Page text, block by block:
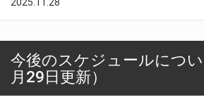
今後のスケジュールにつ
月29日更新）